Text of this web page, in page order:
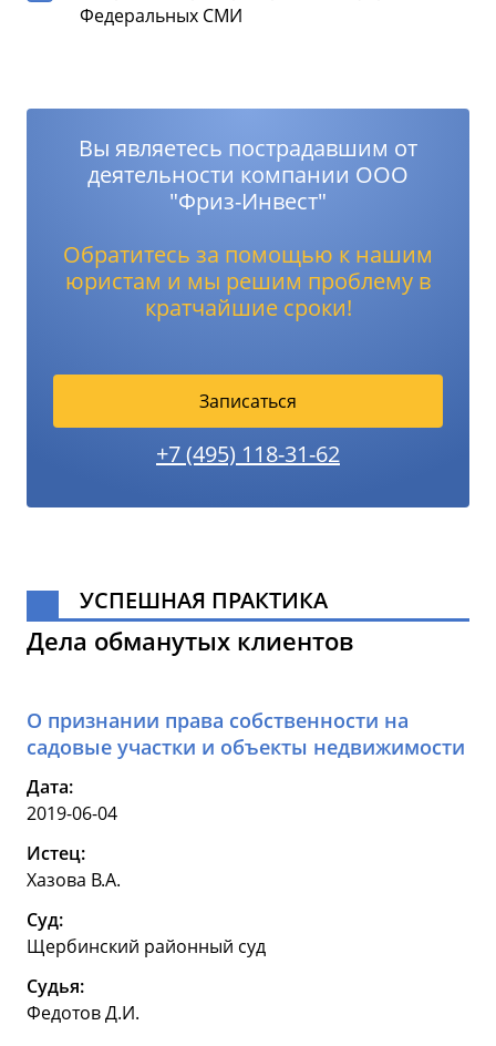
Федеральных СМИ
Вы являетесь пострадавшим от
деятельности компании ООО
"Фриз-Инвест"
Обратитесь за помощью к нашим
юристам и мы решим проблему в
кратчайшие сроки!
Записаться
+7 (495) 118-31-62
УСПЕШНАЯ ПРАКТИКА
Дела обманутых клиентов
О признании права собственности на
садовые участки и объекты недвижимости
Дата:
2019-06-04
Истец:
Хазова В.А.
Суд:
Щербинский районный суд
Судья:
Федотов Д.И.